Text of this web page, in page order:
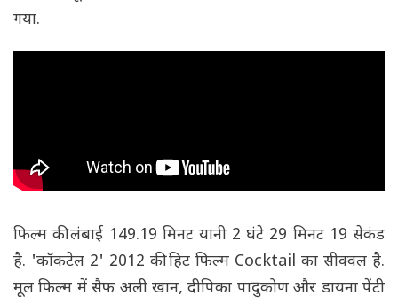
गया.
फिल्म की लंबाई 149.19 मिनट यानी 2 घंटे 29 मिनट 19 सेकंड
है. 'कॉकटेल 2' 2012 की हिट फिल्म Cocktail का सीक्वल है.
मूल फिल्म में सैफ अली खान, दीपिका पादुकोण और डायना पेंटी